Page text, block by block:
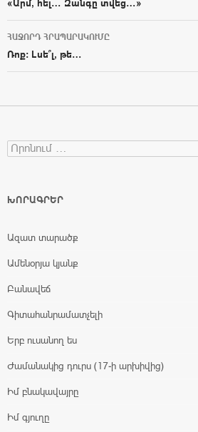
Post navigation
«Արմ, հել… Զանգը տվեց…»
ՀԱՋՈՐԴ ՀՐԱՊԱՐԱԿՈՒՄԸ
Ռոք: Լսե՞լ, թե…
Search for:
ԽՈՐԱԳՐԵՐ
Ազատ տարածք
Ամենօրյա կյանք
Բանավեճ
Գիտահանրամատչելի
Երբ ուսանող ես
Ժամանակից դուրս (17-ի արխիվից)
Իմ բնակավայրը
Իմ գյուղը